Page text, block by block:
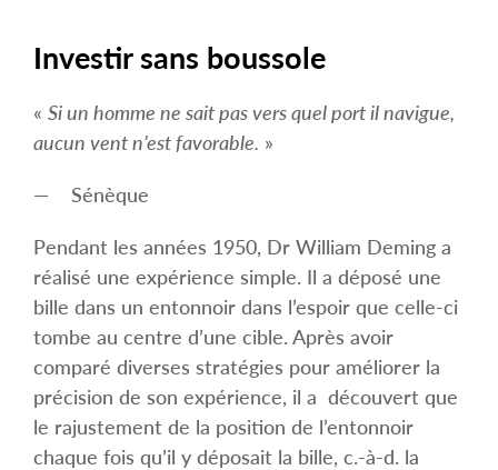
Investir sans boussole
« Si un homme ne sait pas vers quel port il navigue,
aucun vent n’est favorable. »
— Sénèque
Pendant les années 1950, Dr William Deming a
réalisé une expérience simple. Il a déposé une
bille dans un entonnoir dans l’espoir que celle-ci
tombe au centre d’une cible. Après avoir
comparé diverses stratégies pour améliorer la
précision de son expérience, il a découvert que
le rajustement de la position de l’entonnoir
chaque fois qu’il y déposait la bille, c.-à-d. la